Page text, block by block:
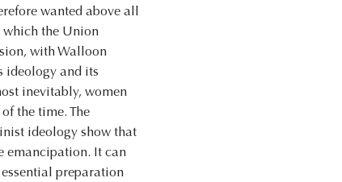
wanted above all
which the Union
with Walloon
ideology and its
inevitably, women
the time. The
ideology show that
emancipation. It can
preparation